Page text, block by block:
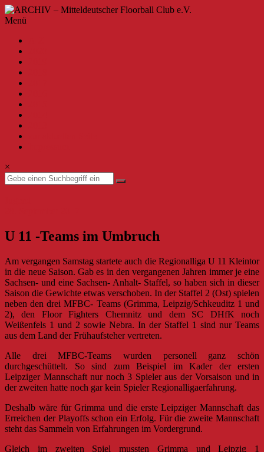
Zum
Inhalt
ARCHIV
Mitteldeutscher
Floorball
Club
e.V.
Willkommen
beim
MFBC
Archiv.
Hier
findest
du
2019/2020.
Menü
×
U 11 -Teams im Umbruch
Am vergangen Samstag startete auch die Regionalliga U 11 Kleintor
in die neue Saison. Gab es in den vergangenen Jahren immer je eine
Sachsen- und eine Sachsen- Anhalt- Staffel, so haben sich in dieser
Saison die Gewichte etwas verschoben. In der Staffel 2 (Ost) spielen
neben den drei MFBC- Teams (Grimma, Leipzig/Schkeuditz 1 und
2), den Floor Fighters Chemnitz und dem SC DHfK noch
Weißenfels 1 und 2 sowie Nebra. In der Staffel 1 sind nur Teams
aus dem Land der Frühaufsteher vertreten.
Alle drei MFBC-Teams wurden personell ganz schön
durchgeschüttelt. So sind zum Beispiel im Kader der ersten
Leipziger Mannschaft nur noch 3 Spieler aus der Vorsaison und in
der zweiten hatte noch gar kein Spieler Regionalligaerfahrung.
Deshalb wäre für Grimma und die erste Leipziger Mannschaft das
Erreichen der Playoffs schon ein Erfolg. Für die zweite Mannschaft
steht das Sammeln von Erfahrungen im Vordergrund.
Gleich im zweiten Spiel mussten Grimma und Leipzig 1